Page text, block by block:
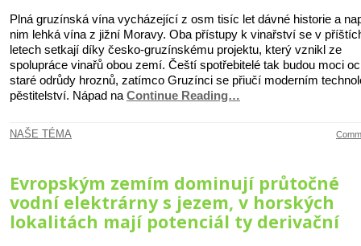
Plná gruzínská vína vycházející z osm tisíc let dávné historie a
nim lehká vína z jižní Moravy. Oba přístupy k vinařství se v
letech setkají díky česko-gruzínskému projektu, který vznikl ze
spolupráce vinařů obou zemí. Čeští spotřebitelé tak budou moci
staré odrůdy hroznů, zatímco Gruzínci se přiučí moderním
pěstitelství. Nápad naContinue Reading…
NAŠE TÉMA
Evropským zemím dominují průtočné
vodní elektrárny s jezem, v horských
lokalitách mají potenciál ty derivační